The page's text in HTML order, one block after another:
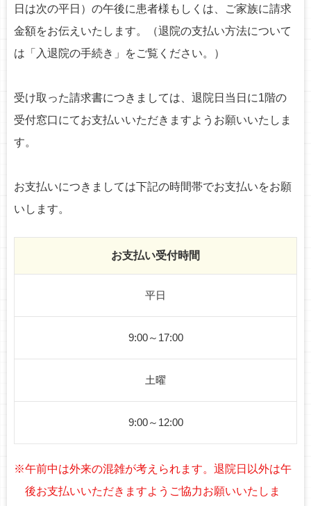
日は次の平日）の午後に患者様もしくは、ご家族に請求
金額をお伝えいたします。（退院の支払い方法について
は「入退院の手続き」をご覧ください。）
受け取った請求書につきましては、退院日当日に1階の
受付窓口にてお支払いいただきますようお願いいたしま
す。
お支払いにつきましては下記の時間帯でお支払いをお願
いします。
お支払い受付時間
平日
9:00～17:00
土曜
9:00～12:00
※午前中は外来の混雑が考えられます。退院日以外は午
後お支払いいただきますようご協力お願いいたしま
t